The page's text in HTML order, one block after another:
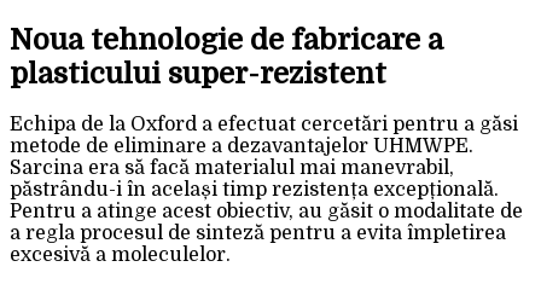
Noua tehnologie de fabricare a
plasticului super-rezistent
Echipa de la Oxford a efectuat cercetări pentru a găsi
metode de eliminare a dezavantajelor UHMWPE.
Sarcina era să facă materialul mai manevrabil,
păstrându-i în același timp rezistența excepțională.
Pentru a atinge acest obiectiv, au găsit o modalitate de
a regla procesul de sinteză pentru a evita împletirea
excesivă a moleculelor.